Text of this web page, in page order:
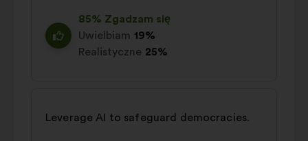
85% Zgadzam się
Uwielbiam 19%
Realistyczne 25%
Leverage AI to safeguard democracies.